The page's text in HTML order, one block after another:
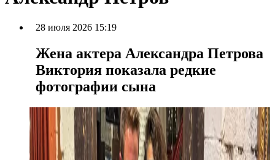
28 июля 2026 15:19
Жена актера Александра Петрова
Виктория показала редкие
фотографии сына